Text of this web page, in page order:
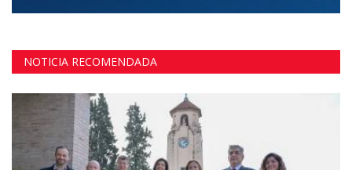
NOTICIA RECOMENDADA